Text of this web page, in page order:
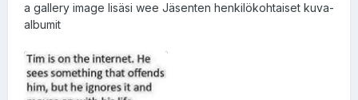
a gallery image lisäsi wee Jäsenten henkilökohtaiset kuva-
albumit